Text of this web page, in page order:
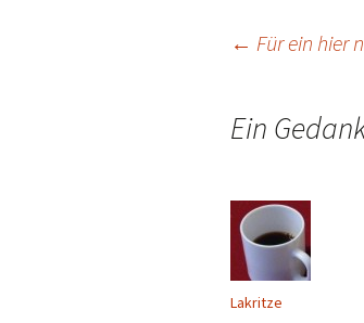
Navigation
← Für ein hier
Ein
Lakritze